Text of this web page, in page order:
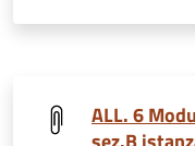
ALL. 6